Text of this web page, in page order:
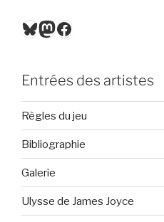
Bluesky
Mastodon
Facebook
Entrées des artistes
Règles du jeu
Bibliographie
Galerie
Ulysse de James Joyce